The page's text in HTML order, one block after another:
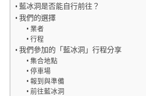
藍冰洞是否能自行前往？
我們的選擇
業者
行程
我們參加的「藍冰洞」行程分享
集合地點
停車場
報到與準備
前往藍冰洞